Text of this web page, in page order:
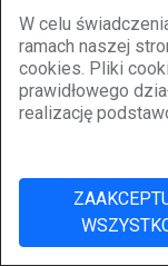
W celu
ramach naszej
cookies. Pliki
prawidłowego
realizację